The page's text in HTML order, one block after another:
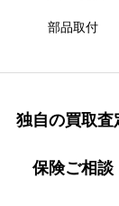
部品取付
独自の買取査
保険ご相談